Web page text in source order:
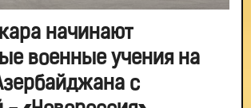
начинают
военные учения на
с